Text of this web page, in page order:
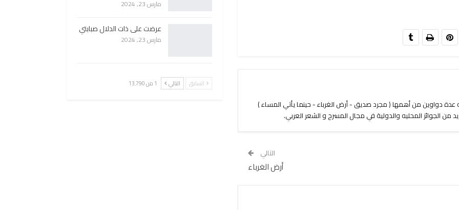
1975 بالقاهرة له عدة دواوين من أهمها ( مجرد صديق - أرض الغرباء - حينما يأتي المساء )
الجوائز المحليه والدولية في مجال المسرح و الشعر العربي.
التالي
أرض الغرباء
مارس 23, 2024
عرضت على ذات الدلال صبابتي
مارس 23, 2024
السابق التالي 1 من 13٬790